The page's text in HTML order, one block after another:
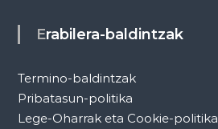
Erabilera-baldintzak
Termino-baldintzak
Pribatasun-politika
Lege-Oharrak eta Cookie-politika